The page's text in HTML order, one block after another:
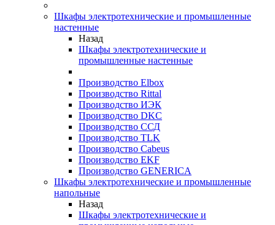
Шкафы электротехнические и промышленные
настенные
Назад
Шкафы электротехнические и
промышленные настенные
Производство Elbox
Производство Rittal
Производство ИЭК
Производство DKC
Производство ССД
Производство TLK
Производство Cabeus
Производство EKF
Производство GENERICA
Шкафы электротехнические и промышленные
напольные
Назад
Шкафы электротехнические и